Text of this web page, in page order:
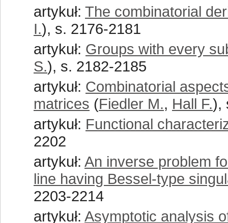
artykuł: The combinatorial
I.), s. 2176-2181
artykuł: Groups with every
S.), s. 2182-2185
artykuł: Combinatorial
matrices (Fiedler M., Hall F.),
artykuł: Functional
2202
artykuł: An inverse problem
line having Bessel-type
2203-2214
artykuł: Asymptotic analysis